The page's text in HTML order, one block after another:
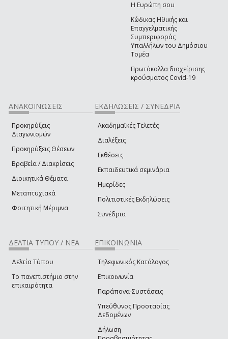
Η Ευρώπη σου
Κώδικας Ηθικής και
Επαγγελματικής
Συμπεριφοράς
Υπαλλήλων του Δημόσιου
Τομέα
Πρωτόκολλα διαχείρισης
κρούσματος Covid-19
ΑΝΑΚΟΙΝΩΣΕΙΣ
Προκηρύξεις
Διαγωνισμών
Προκηρύξεις Θέσεων
Βραβεία / Διακρίσεις
Διοικητικά Θέματα
Μεταπτυχιακά
Φοιτητική Μέριμνα
ΕΚΔΗΛΩΣΕΙΣ / ΣΥΝΕΔΡΙΑ
Ακαδημαϊκές Τελετές
Διαλέξεις
Εκθέσεις
Εκπαιδευτικά σεμινάρια
Ημερίδες
Πολιτιστικές Εκδηλώσεις
Συνέδρια
ΔΕΛΤΙΑ ΤΥΠΟΥ / ΝΕΑ
Δελτία Τύπου
Το πανεπιστήμιο στην
επικαιρότητα
ΕΠΙΚΟΙΝΩΝΙΑ
Τηλεφωνικός Κατάλογος
Επικοινωνία
Παράπονα-Συστάσεις
Υπεύθυνος Προστασίας
Δεδομένων
Δήλωση